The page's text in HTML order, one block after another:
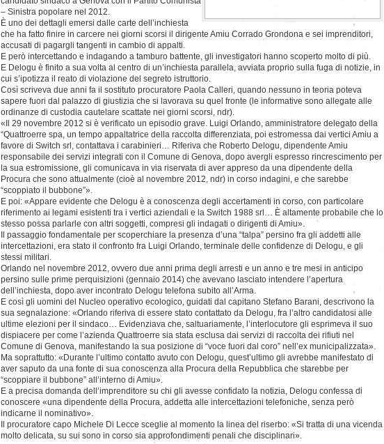
– Sinistra popolare nel 2012.
È uno dei dettagli emersi dalle carte dell’inchiesta
che ha fatto finire in carcere nei giorni scorsi il dirigente Amiu Corrado Grondona e sei imprenditori,
accusati di pagargli tangenti in cambio di appalti.
E però intercettando e indagando a tamburo battente, gli investigatori hanno scoperto molto di più.
E Delogu è finito a sua volta al centro di un’inchiesta parallela, avviata proprio sulla fuga di notizie, in
cui s’ipotizza il reato di violazione del segreto istruttorio.
Così scriveva due anni fa il sostituto procuratore Paola Calleri, quando nessuno in teoria poteva
sapere fuori dal palazzo di giustizia che si lavorava su quel fronte (le informative sono allegate alle
ordinanze di custodia cautelare scattate nei giorni scorsi, ndr).
«Il 29 novembre 2012 si è verificato un episodio grave. Luigi Orlando, amministratore delegato della
“Quattroerre spa, un tempo appaltatrice della raccolta differenziata, poi estromessa dai vertici Amiu a
favore di Switch srl, contattava i carabinieri… Riferiva che Roberto Delogu, dipendente Amiu
responsabile dei servizi integrati con il Comune di Genova, dopo avergli espresso rincrescimento per
la sua estromissione, gli comunicava in via riservata di aver appreso da una dipendente della
Procura che sono attualmente (cioè al novembre 2012, ndr) in corso indagini, e che sarebbe
“scoppiato il bubbone”».
E poi: «Appare evidente che Delogu è a conoscenza degli accertamenti in corso, con particolare
riferimento ai legami esistenti tra i vertici aziendali e la Switch 1988 srl… È altamente probabile che lo
stesso possa parlarle con altri soggetti, compresi gli indagati o dirigenti di Amiu».
Il passaggio fondamentale per scoperchiare la presenza d’una “talpa” persino fra gli addetti alle
intercettazioni, era stato il confronto fra Luigi Orlando, terminale delle confidenze di Delogu, e gli
stessi militari.
Orlando nel novembre 2012, ovvero due anni prima degli arresti e un anno e tre mesi in anticipo
persino sulle prime perquisizioni (gennaio 2014) che avevano lasciato intendere l’apertura
dell’inchiesta, dopo aver incontrato Delogu telefona subito all’Arma.
E così gli uomini del Nucleo operativo ecologico, guidati dal capitano Stefano Barani, descrivono la
sua segnalazione: «Orlando riferiva di essere stato contattato da Delogu, fra l’altro candidatosi alle
ultime elezioni per il sindaco… Evidenziava che, saltuariamente, l’interlocutore gli esprimeva il suo
dispiacere per come l’azienda Quattroerre sia stata esclusa dai servizi di raccolta dei rifiuti nel
Comune di Genova, manifestando la sua posizione di “voce fuori dal coro” nell’ex municipalizzata».
Ma soprattutto: «Durante l’ultimo contatto avuto con Delogu, quest’ultimo gli avrebbe manifestato di
aver saputo da una fonte di sua conoscenza alla Procura della Repubblica che starebbe per
“scoppiare il bubbone” all’interno di Amiu».
E a precisa domanda dell’imprenditore su chi gli avesse confidato la notizia, Delogu confessa di
conoscere «una dipendente della Procura, addetta alle intercettazioni telefoniche, senza però
indicarne il nominativo».
Il procuratore capo Michele Di Lecce sceglie al momento la linea del riserbo: «Si tratta di una vicenda
molto delicata, su sui sono in corso sia approfondimenti penali che disciplinari».